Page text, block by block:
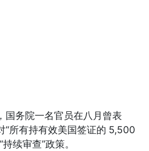
国务院一名官员在八月曾表
“所有持有效美国签证的 5,500
续审查”政策。